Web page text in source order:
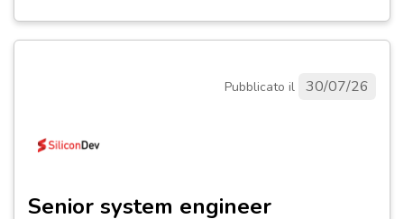
Pubblicato il 30/07/26
Senior system engineer